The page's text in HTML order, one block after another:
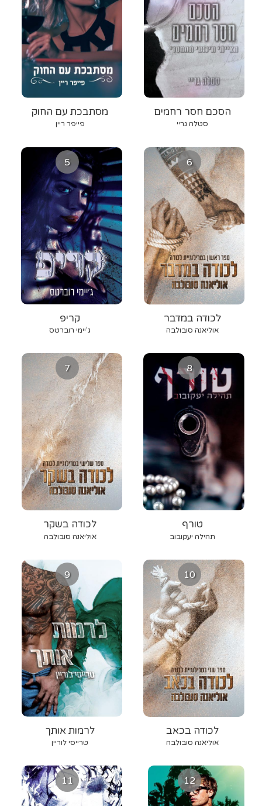
מסתבכת עם החוק
פייפר ריין
הסכם חסר רחמים
סטלה גריי
5
קריפ
ג’יימי רוברטס
6
לכודה במדבר
אוליאנה סובולבה
7
לכודה בשקר
אוליאנה סובולבה
8
טורף
תהילה יעקובוב
9
לרמות אותך
טרייסי לוריין
10
לכודה בכאב
אוליאנה סובולבה
11 12